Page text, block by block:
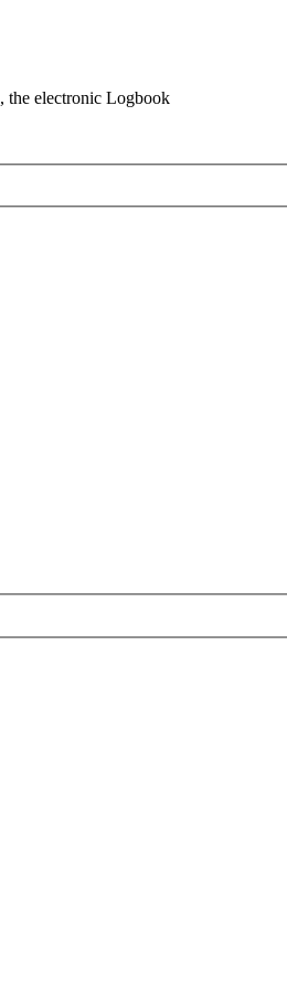
the electronic Logbook